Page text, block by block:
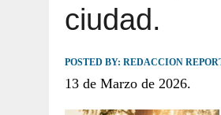
JULIO 30, 2026
ciudad.
POSTED BY: REDACCION
13 de Marzo de 2026.